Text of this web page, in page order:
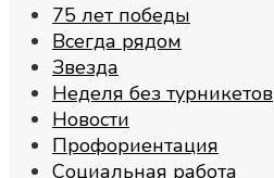
75 лет победы
Всегда рядом
Звезда
Неделя без турникетов
Новости
Профориентация
Социальная работа